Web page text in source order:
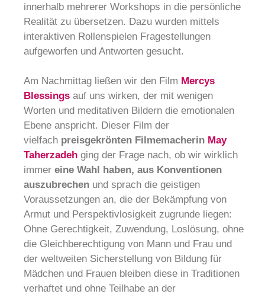
innerhalb mehrerer Workshops in die persönliche
Realität zu übersetzen. Dazu wurden mittels
interaktiven Rollenspielen Fragestellungen
aufgeworfen und Antworten gesucht.
Am Nachmittag ließen wir den Film Mercys
Blessings auf uns wirken, der mit wenigen
Worten und meditativen Bildern die emotionalen
Ebene anspricht. Dieser Film der
vielfach preisgekrönten Filmemacherin May
Taherzadeh ging der Frage nach, ob wir wirklich
immer eine Wahl haben, aus Konventionen
auszubrechen und sprach die geistigen
Voraussetzungen an, die der Bekämpfung von
Armut und Perspektivlosigkeit zugrunde liegen:
Ohne Gerechtigkeit, Zuwendung, Loslösung, ohne
die Gleichberechtigung von Mann und Frau und
der weltweiten Sicherstellung von Bildung für
Mädchen und Frauen bleiben diese in Traditionen
verhaftet und ohne Teilhabe an der